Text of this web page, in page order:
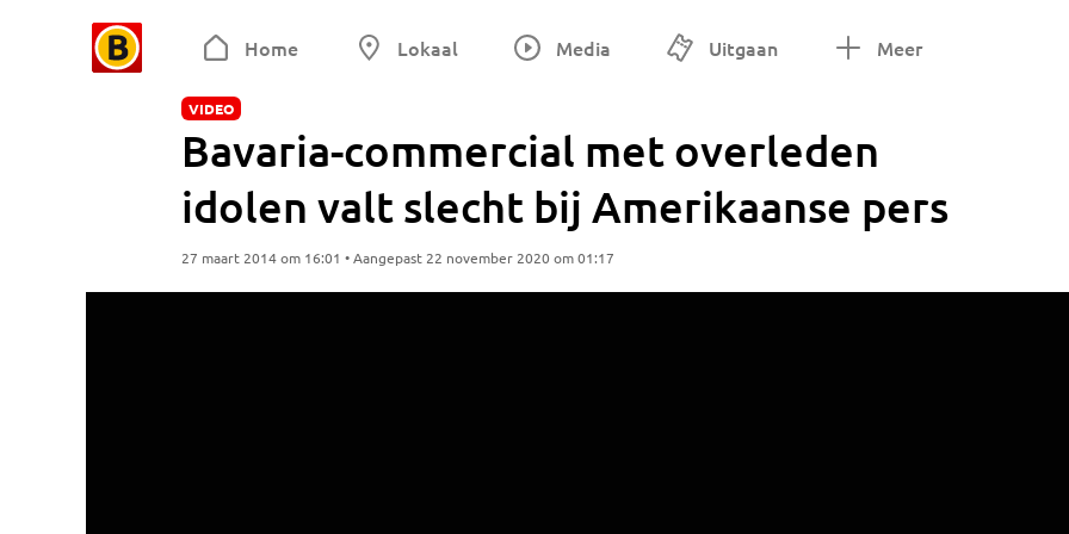
Home Lokaal Media Uitgaan Meer
VIDEO
Bavaria-commercial met overleden
idolen valt slecht bij Amerikaanse pers
27 maart 2014 om 16:01 • Aangepast 22 november 2020 om 01:17